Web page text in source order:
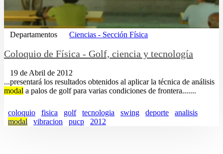
Departamentos Ciencias - Sección Física
Coloquio de Física - Golf, ciencia y tecnología
19 de Abril de 2012
...presentará los resultados obtenidos al aplicar la técnica de análisis
modal a palos de golf para varias condiciones de frontera.......
coloquio fisica golf tecnologia swing deporte
analisis
modal
vibracion pucp 2012